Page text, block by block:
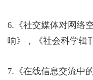
6. 《社交媒体对网络
响》，《社会科学辑
7. 《在线信息交流中